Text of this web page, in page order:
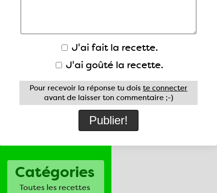
Catégories
Toutes les recettes
J'ai fait la recette.
J'ai goûté la recette.
Pour recevoir la réponse tu dois te connecter
avant de laisser ton commentaire ;-)